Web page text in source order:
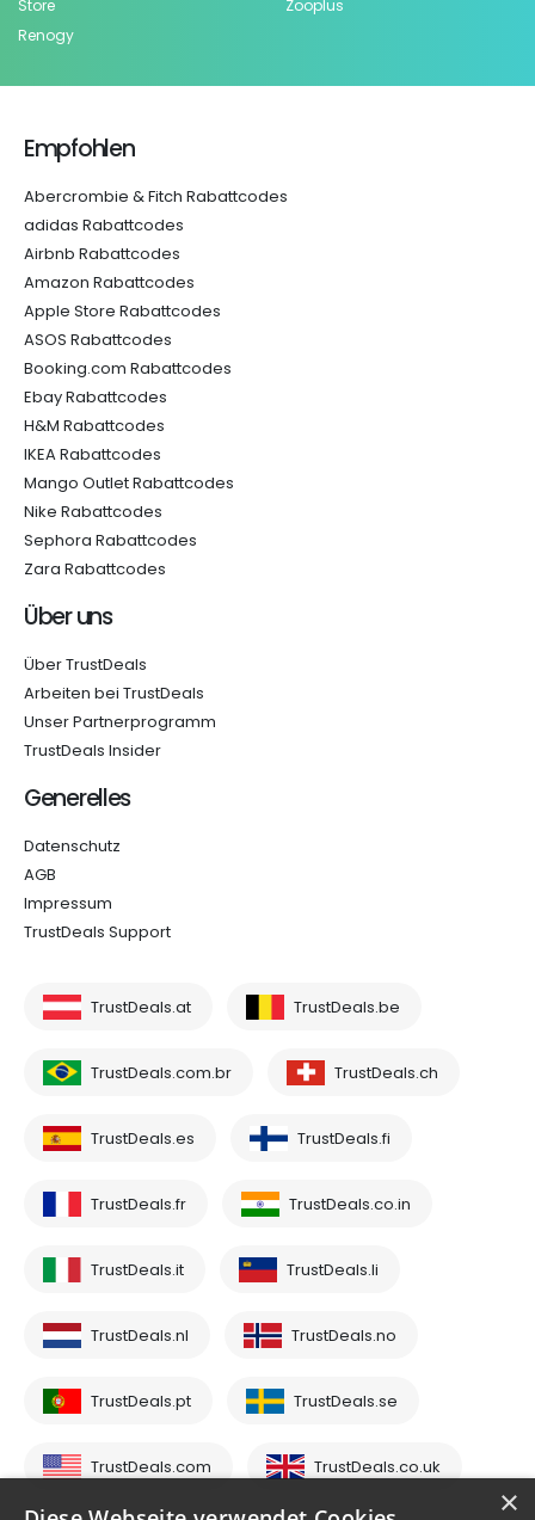
Store
Renogy
Zooplus
Empfohlen
Abercrombie & Fitch Rabattcodes
adidas Rabattcodes
Airbnb Rabattcodes
Amazon Rabattcodes
Apple Store Rabattcodes
ASOS Rabattcodes
Booking.com Rabattcodes
Ebay Rabattcodes
H&M Rabattcodes
IKEA Rabattcodes
Mango Outlet Rabattcodes
Nike Rabattcodes
Sephora Rabattcodes
Zara Rabattcodes
Über uns
Über TrustDeals
Arbeiten bei TrustDeals
Unser Partnerprogramm
TrustDeals Insider
Generelles
Datenschutz
AGB
Impressum
TrustDeals Support
TrustDeals.at TrustDeals.be
TrustDeals.com.br TrustDeals.ch
TrustDeals.es TrustDeals.fi
TrustDeals.fr TrustDeals.co.in
TrustDeals.it TrustDeals.li
TrustDeals.nl TrustDeals.no
TrustDeals.pt TrustDeals.se
TrustDeals.com TrustDeals.co.uk
×